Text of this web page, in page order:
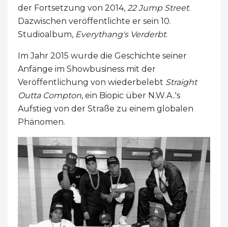
der Fortsetzung von 2014, 22 Jump Street.
Dazwischen veröffentlichte er sein 10.
Studioalbum, Everythang's Verderbt.
Im Jahr 2015 wurde die Geschichte seiner
Anfänge im Showbusiness mit der
Veröffentlichung von wiederbelebt Straight
Outta Compton, ein Biopic über N.W.A..'s
Aufstieg von der Straße zu einem globalen
Phänomen.